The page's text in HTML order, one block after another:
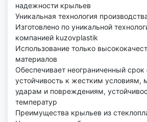
надежности крыльев
Уникальная технология
Изготовлено по уникальной
компанией kuzovplastik
Использование только
материалов
Обеспечивает неограниченный
устойчивость к жестким условиям,
ударам и повреждениям,
температур
Преимущества крыльев из